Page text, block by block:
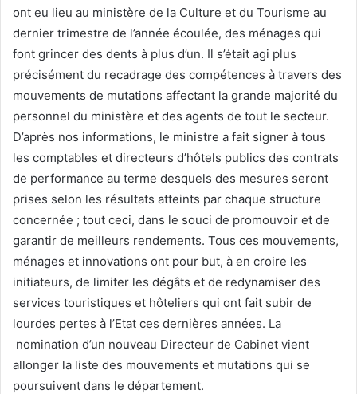
ont eu lieu au ministère de la Culture et du Tourisme au
dernier trimestre de l’année écoulée, des ménages qui
font grincer des dents à plus d’un. Il s’était agi plus
précisément du recadrage des compétences à travers des
mouvements de mutations affectant la grande majorité du
personnel du ministère et des agents de tout le secteur.
D’après nos informations, le ministre a fait signer à tous
les comptables et directeurs d’hôtels publics des contrats
de performance au terme desquels des mesures seront
prises selon les résultats atteints par chaque structure
concernée ; tout ceci, dans le souci de promouvoir et de
garantir de meilleurs rendements. Tous ces mouvements,
ménages et innovations ont pour but, à en croire les
initiateurs, de limiter les dégâts et de redynamiser des
services touristiques et hôteliers qui ont fait subir de
lourdes pertes à l’Etat ces dernières années. La
nomination d’un nouveau Directeur de Cabinet vient
allonger la liste des mouvements et mutations qui se
poursuivent dans le département.